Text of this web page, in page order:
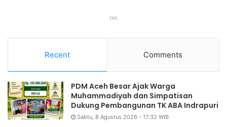
tes
Recent Comments
PDM Aceh Besar Ajak Warga
Muhammadiyah dan Simpatisan
Dukung Pembangunan TK ABA Indrapuri
Sabtu, 8 Agustus 2026 - 17:32 WIB